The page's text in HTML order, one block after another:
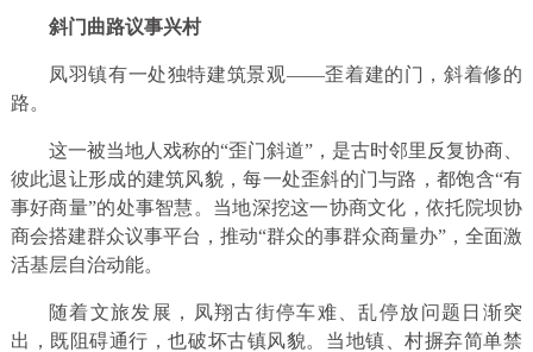
斜门曲路议事兴村
凤羽镇有一处独特建筑景观——歪着建的门，斜着修的
路。
这一被当地人戏称的“歪门斜道”，是古时邻里反复协商、
彼此退让形成的建筑风貌，每一处歪斜的门与路，都饱含“有
事好商量”的处事智慧。当地深挖这一协商文化，依托院坝协
商会搭建群众议事平台，推动“群众的事群众商量办”，全面激
活基层自治动能。
随着文旅发展，凤翔古街停车难、乱停放问题日渐突
出，既阻碍通行，也破坏古镇风貌。当地镇、村摒弃简单禁